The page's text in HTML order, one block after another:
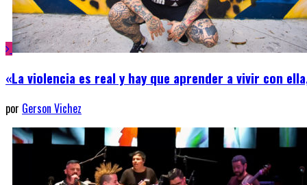
«La violencia es real y hay que aprender a vivir con
por Gerson Vichez